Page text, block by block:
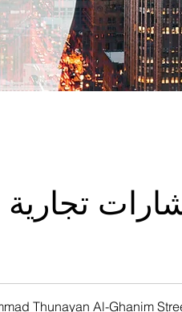
تجارية
Thunayan Al-Ghanim